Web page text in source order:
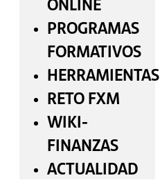
PROGRAMAS
FORMATIVOS
HERRAMIENTAS
RETO FXM
WIKI-
FINANZAS
ACTUALIDAD